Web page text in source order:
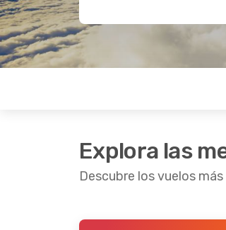
Explora las
Descubre los vuelos